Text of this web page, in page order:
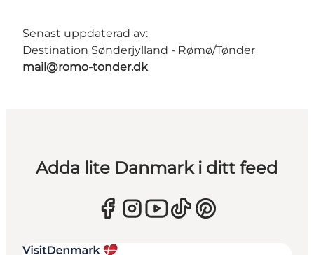
Senast uppdaterad av:
Destination Sønderjylland - Rømø/Tønder
mail@romo-tonder.dk
Adda lite Danmark i ditt feed